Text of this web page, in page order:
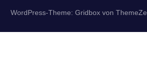
WordPress-Theme: Gridbox von